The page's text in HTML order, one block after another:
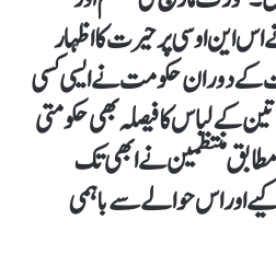
این او سی پر حیرت کا اظہار
کے دوران حکومت نے ایسی کسی
کے لباس کا فیصلہ بھی حکومتی
منتظمین نے ابھی تک
اور اس حوالے سے باہمی